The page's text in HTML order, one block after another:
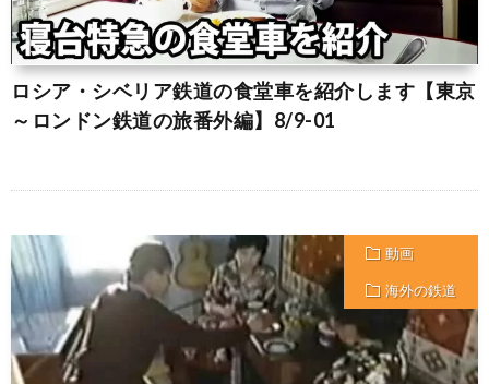
ロシア・シベリア鉄道の食堂車を紹介します【東京
～ロンドン鉄道の旅番外編】8/9-01
動画
海外の鉄道